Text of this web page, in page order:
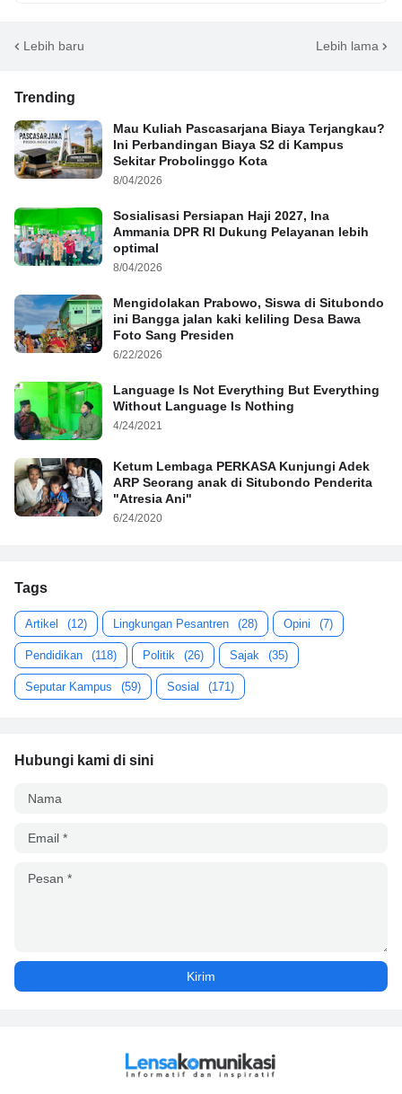
Lebih baru Lebih lama
Trending
Mau Kuliah Pascasarjana Biaya Terjangkau?
Ini Perbandingan Biaya S2 di Kampus
Sekitar Probolinggo Kota
8/04/2026
Sosialisasi Persiapan Haji 2027, Ina
Ammania DPR RI Dukung Pelayanan lebih
optimal
8/04/2026
Mengidolakan Prabowo, Siswa di Situbondo
ini Bangga jalan kaki keliling Desa Bawa
Foto Sang Presiden
6/22/2026
Language Is Not Everything But Everything
Without Language Is Nothing
4/24/2021
Ketum Lembaga PERKASA Kunjungi Adek
ARP Seorang anak di Situbondo Penderita
"Atresia Ani"
6/24/2020
Tags
Artikel (12) Lingkungan Pesantren (28) Opini (7)
Pendidikan (118) Politik (26) Sajak (35)
Seputar Kampus (59) Sosial (171)
Hubungi kami di sini